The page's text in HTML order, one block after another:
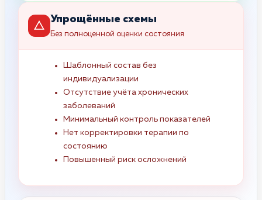
Упрощённые схемы
Без полноценной оценки состояния
Шаблонный состав без
индивидуализации
Отсутствие учёта хронических
заболеваний
Минимальный контроль показателей
Нет корректировки терапии по
состоянию
Повышенный риск осложнений